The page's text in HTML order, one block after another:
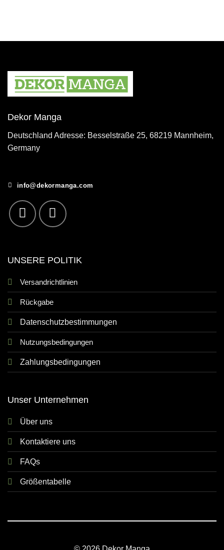
Dekor Manga
Deutschland Adresse: Besselstraße 25, 68219 Mannheim,
Germany
info@dekormanga.com
UNSERE POLITIK
Versandrichtlinien
Rückgabe
Datenschutzbestimmungen
Nutzungsbedingungen
Zahlungsbedingungen
Unser Unternehmen
Über uns
Kontaktiere uns
FAQs
Größentabelle